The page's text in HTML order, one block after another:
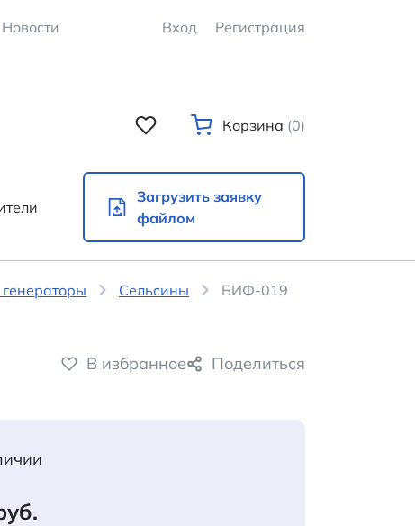
Новости Вход Регистрация
Корзина (0)
Загрузить заявку
файлом
Сельсины БИФ-019
В избранное Поделиться